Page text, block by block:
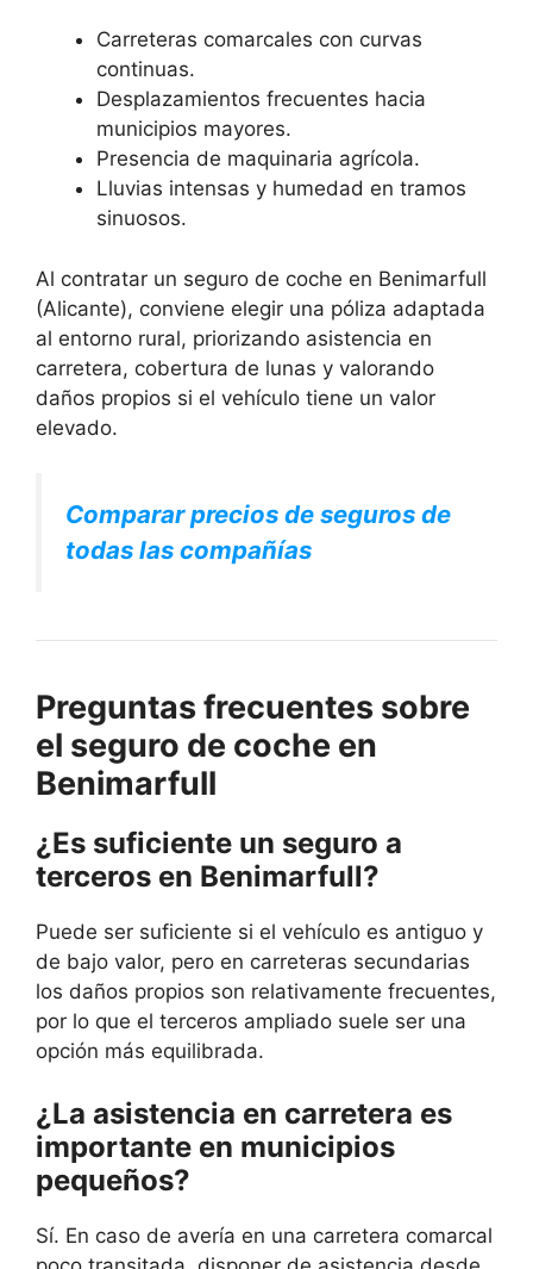
Carreteras comarcales con curvas
continuas.
Desplazamientos frecuentes hacia
municipios mayores.
Presencia de maquinaria agrícola.
Lluvias intensas y humedad en tramos
sinuosos.
Al contratar un seguro de coche en Benimarfull
(Alicante), conviene elegir una póliza adaptada
al entorno rural, priorizando asistencia en
carretera, cobertura de lunas y valorando
daños propios si el vehículo tiene un valor
elevado.
Comparar precios de seguros de
todas las compañías
Preguntas frecuentes sobre
el seguro de coche en
Benimarfull
¿Es suficiente un seguro a
terceros en Benimarfull?
Puede ser suficiente si el vehículo es antiguo y
de bajo valor, pero en carreteras secundarias
los daños propios son relativamente frecuentes,
por lo que el terceros ampliado suele ser una
opción más equilibrada.
¿La asistencia en carretera es
importante en municipios
pequeños?
Sí. En caso de avería en una carretera comarcal